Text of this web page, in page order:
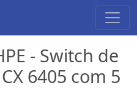
- Switch de
6405 com 5